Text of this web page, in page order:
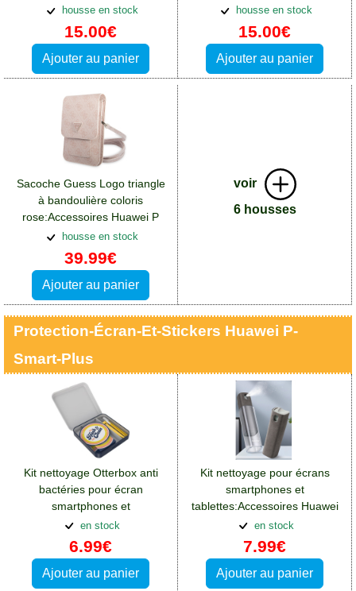
Smart Plus
housse en stock
15.00€
Ajouter au panier
Smart Plus
housse en stock
15.00€
Ajouter au panier
Sacoche Guess Logo triangle
à bandoulière coloris
rose:Accessoires Huawei P
Smart Plus
housse en stock
39.99€
Ajouter au panier
voir
6 housses
Protection-Écran-Et-Stickers Huawei P-
Smart-Plus
Kit nettoyage Otterbox anti
bactéries pour écran
smartphones et
tablettes:Accessoires Huawei
P Smart Plus
en stock
6.99€
Ajouter au panier
Kit nettoyage pour écrans
smartphones et
tablettes:Accessoires Huawei
P Smart Plus
en stock
7.99€
Ajouter au panier